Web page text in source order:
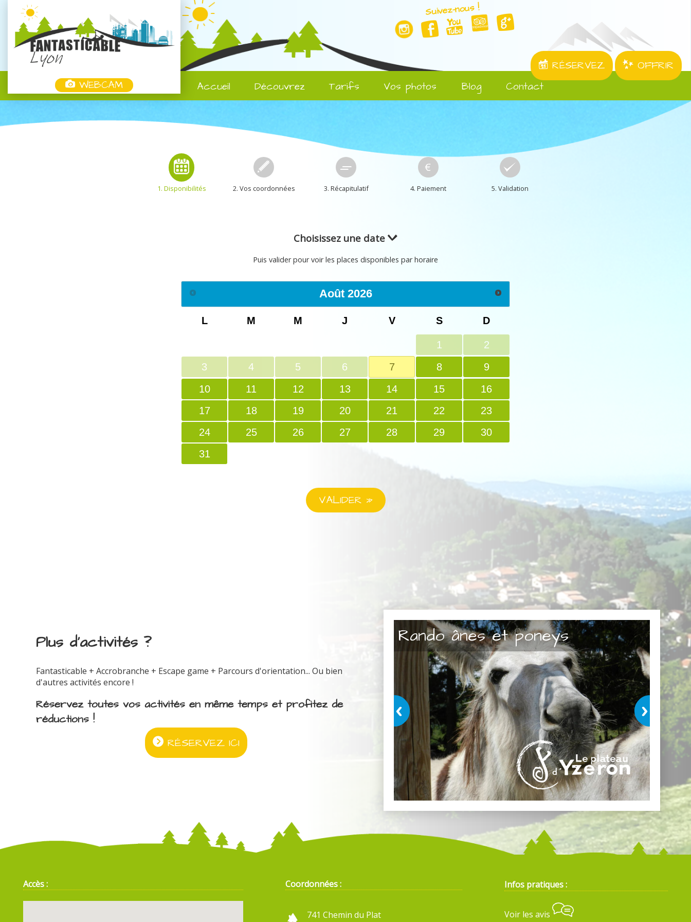
WEBCAM
Suivez-nous !
RÉSERVEZ
OFFRIR
Accueil
Découvrez Tarifs Vos photos Blog Contact
1. Disponibilités 2. Vos coordonnées 3. Récapitulatif 4. Paiement 5. Validation
Choisissez une date
Puis valider pour voir les places disponibles par horaire
Août 2026
L M M J V S D
1
2
3
4 5 6 7 8
9
10
11 12 13 14 15
16
17
18 19 20 21 22
23
24
25 26 27 28 29
30
31
Plus d'activités ?
Fantasticable + Accrobranche + Escape game + Parcours d'orientation... Ou bien
d'autres activités encore !
Réservez toutes vos activités en même temps et profitez de
réductions !
RÉSERVEZ ICI
Rando ânes et poneys
Accès : Coordonnées :
741 Chemin du Plat
Infos pratiques :
Voir les avis